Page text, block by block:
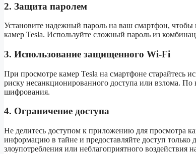
2. Защита паролем
Установите надежный пароль на ваш смартфон,
камер Tesla. Используйте сложный пароль из
3. Использование защищенного Wi-Fi
При просмотре камер Tesla на смартфоне старайтесь
риску несанкционированного доступа или взлома.
шифрования.
4. Ограничение доступа
Не делитесь доступом к приложению для просмотра
информацию в тайне и предоставляйте доступ
злоупотребления или неблагоприятного воздействия